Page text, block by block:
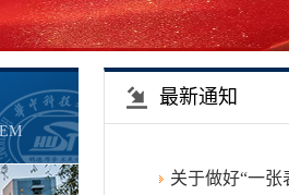
最新通知
关于做好“一张